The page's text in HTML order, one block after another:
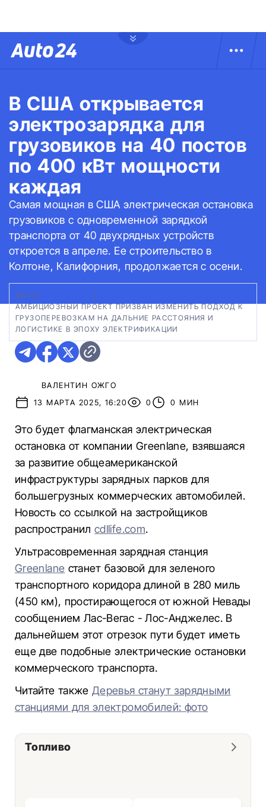
В США открывается
электрозарядка для
грузовиков на 40 постов
по 400 кВт мощности
каждая
Самая мощная в США электрическая остановка
грузовиков с одновременной зарядкой
транспорта от 40 двухрядных устройств
откроется в апреле. Ее строительство в
Колтоне, Калифорния, продолжается с осени.
ФОТО:
АМБИЦИОЗНЫЙ ПРОЕКТ ПРИЗВАН ИЗМЕНИТЬ ПОДХОД К
ГРУЗОПЕРЕВОЗКАМ НА ДАЛЬНИЕ РАССТОЯНИЯ И
ЛОГИСТИКЕ В ЭПОХУ ЭЛЕКТРИФИКАЦИИ
ВАЛЕНТИН ОЖГО
13 МАРТА 2025, 16:20
0 0 МИН
Это будет флагманская электрическая
остановка от компании Greenlane, взявшаяся
за развитие общеамериканской
инфраструктуры зарядных парков для
большегрузных коммерческих автомобилей.
Новость со ссылкой на застройщиков
распространилcdllife.com.
Ультрасовременная зарядная станция
Greenlane станет базовой для зеленого
транспортного коридора длиной в 280 миль
(450 км), простирающегося от южной Невады
сообщением Лас-Вегас - Лос-Анджелес. В
дальнейшем этот отрезок пути будет иметь
еще две подобные электрические остановки
коммерческого транспорта.
Читайте такжеДеревья станут зарядными
станциями для электромобилей: фото
Топливо